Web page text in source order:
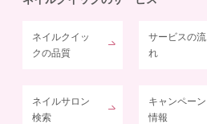
ネイルクイッ
クの品質
サービスの流
れ
ネイルサロン
検索
キャンペーン
情報